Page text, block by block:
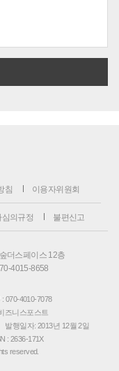
침 이용자위원회
심의규정 불편신고
더스페이스 12층
4015-8658
070-4010-7078
즈니스포스트
발행일자: 2013년 12월 2일
: 2636-171X
reserved.